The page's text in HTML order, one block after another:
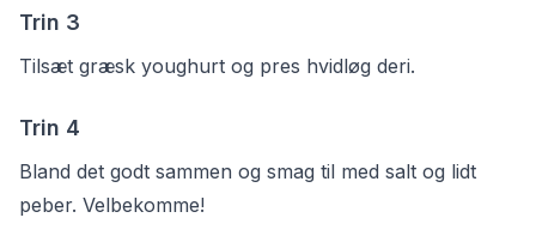
Trin 3
Tilsæt græsk youghurt og pres hvidløg deri.
Trin 4
Bland det godt sammen og smag til med salt og lidt
peber. Velbekomme!